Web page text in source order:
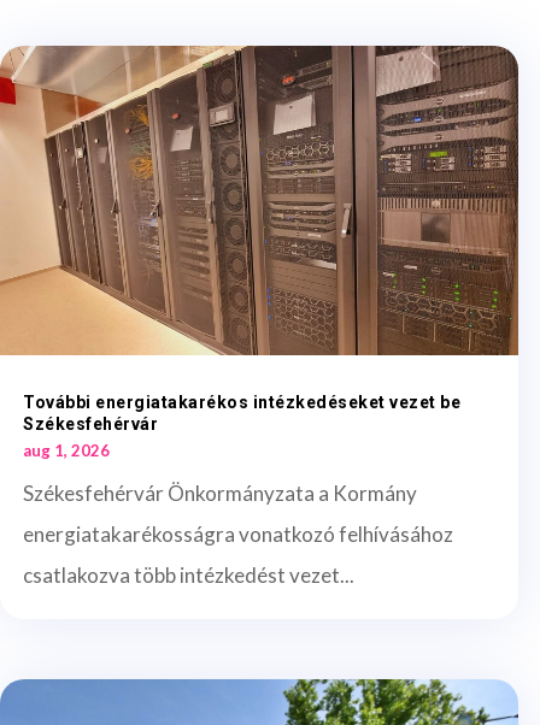
További energiatakarékos intézkedéseket vezet be
Székesfehérvár
aug 1, 2026
Székesfehérvár Önkormányzata a Kormány
energiatakarékosságra vonatkozó felhívásához
csatlakozva több intézkedést vezet...